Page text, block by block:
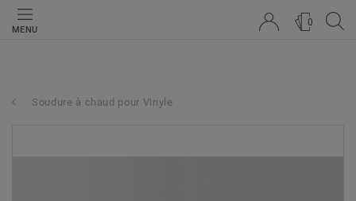
MENU
0
Soudure à chaud pour Vinyle